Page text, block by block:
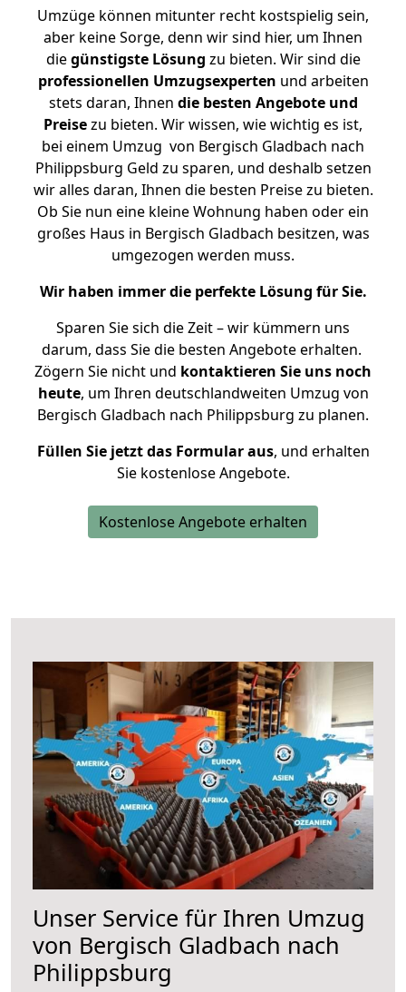
Umzüge können mitunter recht kostspielig sein,
aber keine Sorge, denn wir sind hier, um Ihnen
diegünstigste Lösung zu bieten. Wir sind die
professionellen Umzugsexperten und arbeiten
stets daran, Ihnen die besten Angebote und
Preisezu bieten. Wir wissen, wie wichtig es ist,
bei einem Umzug von Bergisch Gladbach nach
Philippsburg Geld zu sparen, und deshalb setzen
wir alles daran, Ihnen die besten Preise zu bieten.
Ob Sie nun eine kleine Wohnung haben oder ein
großes Haus in Bergisch Gladbach besitzen, was
umgezogen werden muss.
Wir haben immer die perfekte Lösung für Sie.
Sparen Sie sich die Zeit – wir kümmern uns
darum, dass Sie die besten Angebote erhalten.
Zögern Sie nicht und kontaktieren Sie uns noch
heute, um Ihren deutschlandweiten Umzug von
Bergisch Gladbach nach Philippsburg zu planen.
Füllen Sie jetzt das Formular aus, und erhalten
Sie kostenlose Angebote.
Kostenlose Angebote erhalten
Unser Service für Ihren Umzug
von Bergisch Gladbach nach
Philippsburg